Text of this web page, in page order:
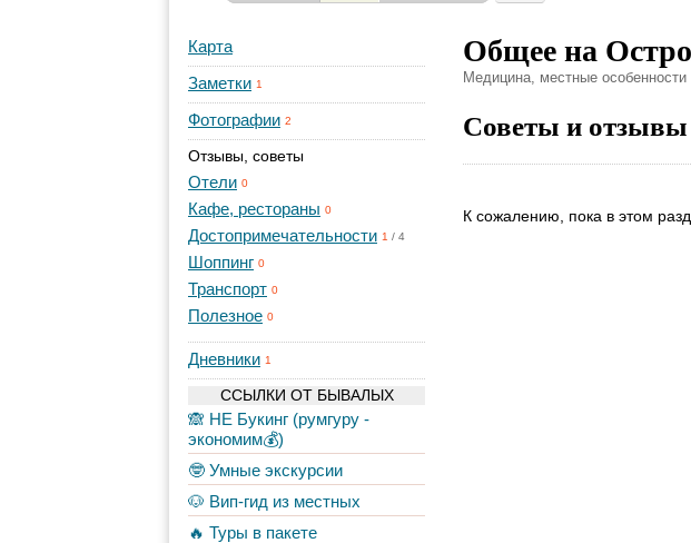
Карта
Заметки 1
Фотографии 2
Отзывы, советы
Отели 0
Кафе, рестораны 0
Достопримечательности 1 / 4
Шоппинг 0
Транспорт 0
Полезное 0
Дневники 1
ССЫЛКИ ОТ БЫВАЛЫХ
🙈 НЕ Букинг (румгуру -
экономим💰)
🤓 Умные экскурсии
🐶 Вип-гид из местных
🔥 Туры в пакете
Общее на
Медицина, местные
Советы и отзывы
К сожалению, пока в этом